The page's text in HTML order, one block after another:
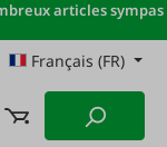
articles sympas
Français (FR)